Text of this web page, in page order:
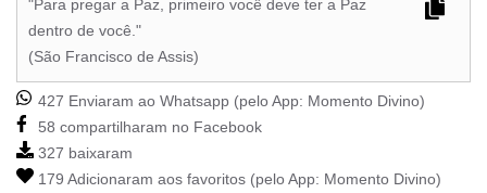
"Para pregar a Paz, primeiro você deve ter a Paz
dentro de você."
(São Francisco de Assis)
427 Enviaram ao Whatsapp (pelo App: Momento Divino)
58 compartilharam no Facebook
327 baixaram
179 Adicionaram aos favoritos (pelo App: Momento Divino)